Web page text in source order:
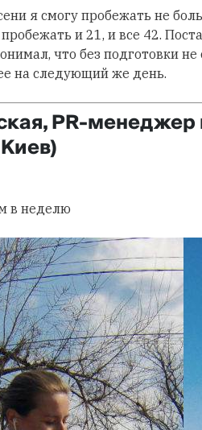
я смогу пробежать не
и 21, и все 42.
что без подготовки
на следующий же день.
PR-менеджер
в неделю